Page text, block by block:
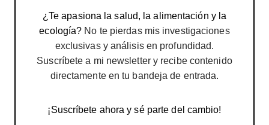
¿Te apasiona la salud, la alimentación y la
ecología? No te pierdas mis investigaciones
exclusivas y análisis en profundidad.
Suscríbete a mi newsletter y recibe contenido
directamente en tu bandeja de entrada.
¡Suscríbete ahora y sé parte del cambio!